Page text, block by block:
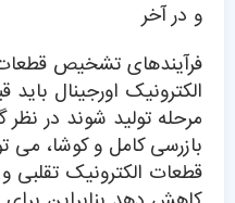
و در آخر
فرآیندهای تشخیص
الکترونیک اورجینال باید
مرحله تولید شوند در
بازرسی کامل و کوشا، می
قطعات الکترونیک تقلبی